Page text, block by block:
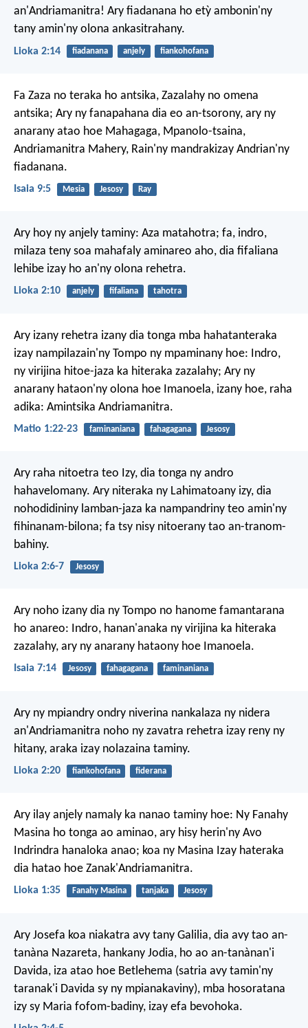
an'Andriamanitra! Ary fiadanana ho etỳ ambonin'ny
tany amin'ny olona ankasitrahany.
Lioka 2:14 fiadanana anjely fiankohofana
Fa Zaza no teraka ho antsika, Zazalahy no omena
antsika; Ary ny fanapahana dia eo an-tsorony, ary ny
anarany atao hoe Mahagaga, Mpanolo-tsaina,
Andriamanitra Mahery, Rain'ny mandrakizay Andrian'ny
fiadanana.
Isaia 9:5 Mesia Jesosy Ray
Ary hoy ny anjely taminy: Aza matahotra; fa, indro,
milaza teny soa mahafaly aminareo aho, dia fifaliana
lehibe izay ho an'ny olona rehetra.
Lioka 2:10 anjely fifaliana tahotra
Ary izany rehetra izany dia tonga mba hahatanteraka
izay nampilazain'ny Tompo ny mpaminany hoe: Indro,
ny virijina hitoe-jaza ka hiteraka zazalahy; Ary ny
anarany hataon'ny olona hoe Imanoela, izany hoe, raha
adika: Amintsika Andriamanitra.
Matio 1:22-23 faminaniana fahagagana Jesosy
Ary raha nitoetra teo Izy, dia tonga ny andro
hahavelomany. Ary niteraka ny Lahimatoany izy, dia
nohodidininy lamban-jaza ka nampandriny teo amin'ny
fihinanam-bilona; fa tsy nisy nitoerany tao an-tranom-
bahiny.
Lioka 2:6-7 Jesosy
Ary noho izany dia ny Tompo no hanome famantarana
ho anareo: Indro, hanan'anaka ny virijina ka hiteraka
zazalahy, ary ny anarany hataony hoe Imanoela.
Isaia 7:14 Jesosy fahagagana faminaniana
Ary ny mpiandry ondry niverina nankalaza ny nidera
an'Andriamanitra noho ny zavatra rehetra izay reny ny
hitany, araka izay nolazaina taminy.
Lioka 2:20 fiankohofana fiderana
Ary ilay anjely namaly ka nanao taminy hoe: Ny Fanahy
Masina ho tonga ao aminao, ary hisy herin'ny Avo
Indrindra hanaloka anao; koa ny Masina Izay hateraka
dia hatao hoe Zanak'Andriamanitra.
Lioka 1:35 Fanahy Masina tanjaka Jesosy
Ary Josefa koa niakatra avy tany Galilia, dia avy tao an-
tanàna Nazareta, hankany Jodia, ho ao an-tanànan'i
Davida, iza atao hoe Betlehema (satria avy tamin'ny
taranak'i Davida sy ny mpianakaviny), mba hosoratana
izy sy Maria fofom-badiny, izay efa bevohoka.